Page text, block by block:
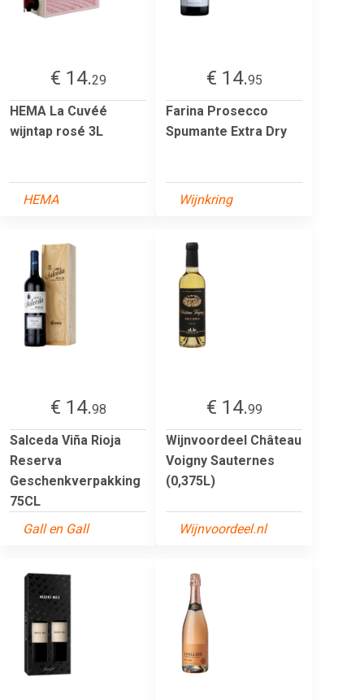
€ 14.29
HEMA La Cuvéé
wijntap rosé 3L
HEMA
€ 14.95
Farina Prosecco
Spumante Extra Dry
Wijnkring
€ 14.98
Salceda Viña Rioja
Reserva
Geschenkverpakking
75CL
Gall en Gall
€ 14.99
Wijnvoordeel Château
Voigny Sauternes
(0,375L)
Wijnvoordeel.nl